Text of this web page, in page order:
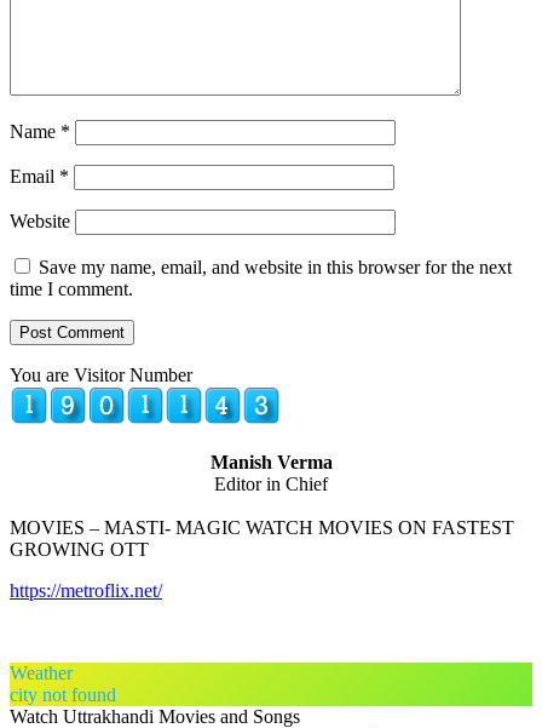
Name *
Email *
Website
Save my name, email, and website in this browser for the next
time I comment.
You are Visitor Number
Manish Verma
Editor in Chief
MOVIES – MASTI- MAGIC WATCH MOVIES ON FASTEST
GROWING OTT
https://metroflix.net/
Weather
city not found
Watch Uttrakhandi Movies and Songs